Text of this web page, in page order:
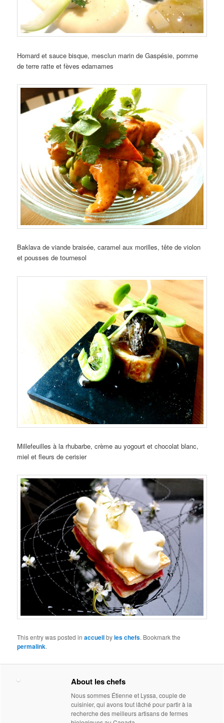
Homard et sauce bisque, mesclun marin de Gaspésie, pomme
de terre ratte et fèves edamames
Baklava de viande braisée, caramel aux morilles, tête de violon
et pousses de tournesol
Millefeuilles à la rhubarbe, crème au yogourt et chocolat blanc,
miel et fleurs de cerisier
This entry was posted inaccueilbyles chefs. Bookmark the
permalink.
About les chefs
Nous sommes Étienne et Lyssa, couple de
cuisinier, qui avons tout lâché pour partir à la
recherche des meilleurs artisans de fermes